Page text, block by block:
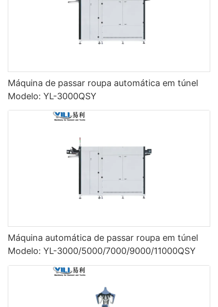
Máquina de passar roupa automática em túnel
Modelo: YL-3000QSY
Máquina automática de passar roupa em túnel
Modelo: YL-3000/5000/7000/9000/11000QSY